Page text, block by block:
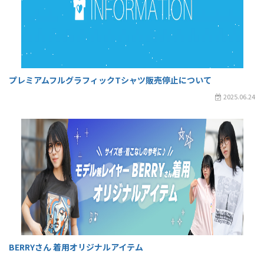
プレミアムフルグラフィックTシャツ販売停止について
2025.06.24
BERRYさん 着用オリジナルアイテム